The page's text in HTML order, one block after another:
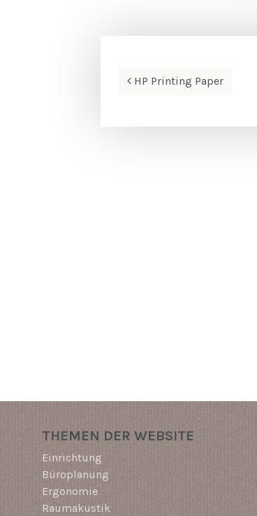
Beitrags-
Navigation
HP Printing Paper
THEMEN DER WEBSITE
Einrichtung
Büroplanung
Ergonomie
Raumakustik